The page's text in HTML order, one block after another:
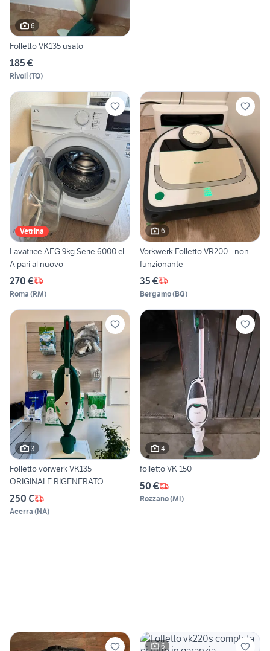
6
Folletto VK135 usato
185 €
Rivoli(TO)
Vetrina
Lavatrice AEG 9kg Serie 6000 cl.
A pari al nuovo
270 €
Roma (RM)
6
Vorkwerk Folletto VR200 - non
funzionante
35 €
Bergamo(BG)
3
Folletto vorwerk VK135
ORIGINALE RIGENERATO
250 €
Acerra (NA)
4
folletto VK 150
50 €
Rozzano(MI)
6